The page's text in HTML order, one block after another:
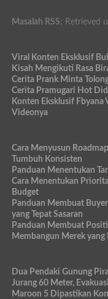
Masalah RSS: Retrieved
Viral Konten Eksklusif
Kisah Mengikuti Rasa
Cerita Prank Minta
Cerita Pramugari Hot
Konten Eksklusif Fbyana
Videonya
Cara Menyusun
Tumbuh Konsisten
Panduan Menentukan
Cara Menentukan
Budget
Panduan Membuat
yang Tepat Sasaran
Panduan Membuat
Membangun Merek
Dua Pendaki Gunung
Jurang 60 Meter,
Maroon 5 Dipastikan